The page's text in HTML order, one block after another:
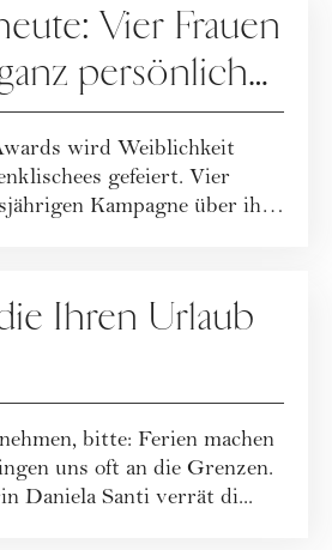
Vier Frauen
persönliche
wird Weiblichkeit
gefeiert. Vier
Kampagne über ihre
Ihren Urlaub
bitte: Ferien machen
uns oft an die Grenzen.
Daniela Santi verrät di...